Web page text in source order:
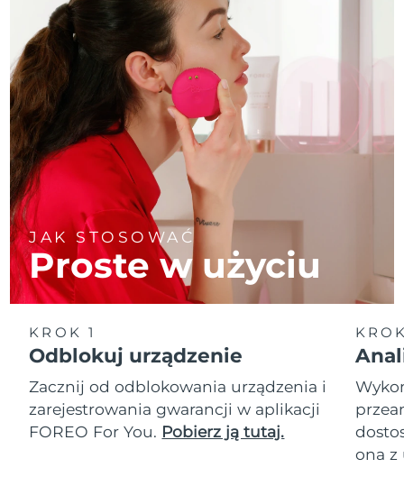
JAK STOSOWAĆ
Proste w użyciu
KROK 1
Odblokuj urządzenie
Zacznij od odblokowania urządzenia i
zarejestrowania gwarancji w aplikacji
FOREO For You. Pobierz ją tutaj.
ona z